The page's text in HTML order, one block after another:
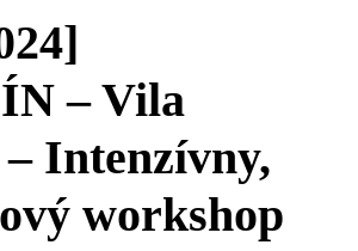
– Vila
Intenzívny,
workshop